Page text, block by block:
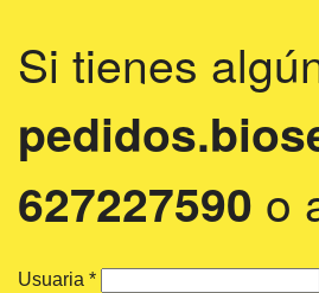
Si tienes
627227590 o
Usuaria *